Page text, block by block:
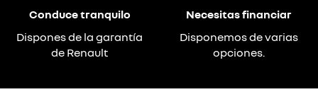
Conduce tranquilo
Dispones de la garantía
de Renault
Necesitas financiar
Disponemos de varias
opciones.